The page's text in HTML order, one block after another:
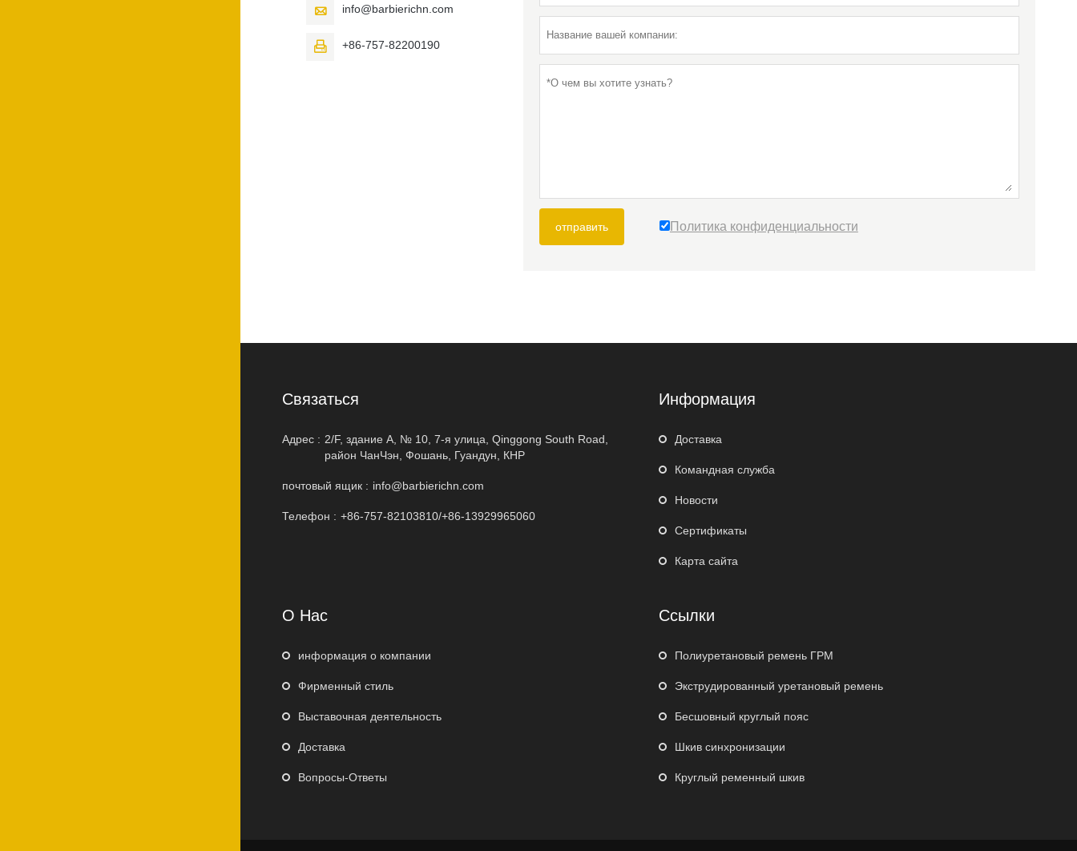
отправить Политика конфиденциальности
 info@barbierichn.com
 +86-757-82200190
Cвязаться
Адрес : 2/F, здание A, № 10, 7-я улица, Qinggong South Road,
район ЧанЧэн, Фошань, Гуандун, КНР
почтовый ящик : info@barbierichn.com
Телефон : +86-757-82103810/+86-13929965060
Информация
Доставка
Командная служба
Новости
Сертификаты
Карта сайта
О Нас
информация о компании
Фирменный стиль
Выставочная деятельность
Доставка
Вопросы-Ответы
Ссылки
Полиуретановый ремень ГРМ
Экструдированный уретановый ремень
Бесшовный круглый пояс
Шкив синхронизации
Круглый ременный шкив